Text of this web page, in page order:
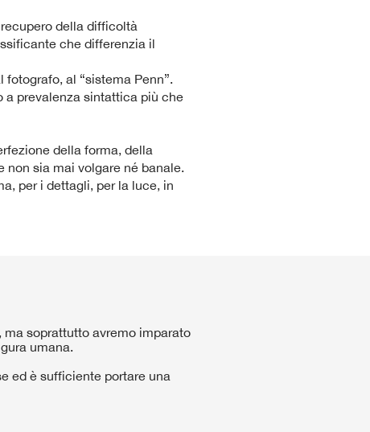
della difficoltà
che differenzia il
al “sistema Penn”.
a prevalenza sintattica più che
della forma, della
sia mai volgare né banale.
per i dettagli, per la luce, in
ma soprattutto avremo imparato
umana.
ed è sufficiente portare una